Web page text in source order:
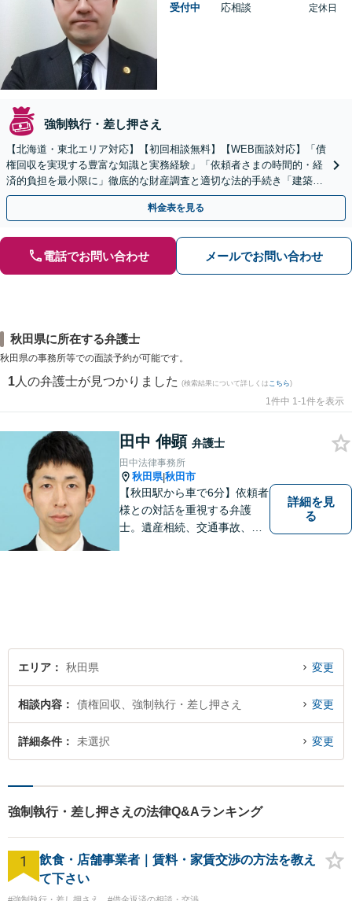
受付中
応相談
定休日
強制執行・差し押さえ
【北海道・東北エリア対応】【初回相談無料】【WEB面談対応】「債
権回収を実現する豊富な知識と実務経験」「依頼者さまの時間的・経
済的負担を最小限に」徹底的な財産調査と適切な法的手続き「建築会
社、食品会社、不動産オーナー」【休日・夜間相談可】
料金表を見る
電話でお問い合わせ メールでお問い合わせ
秋田県に所在する弁護士
秋田県の事務所等での面談予約が可能です。
1 人の弁護士が見つかりました (検索結果について詳しくは こちら)
1件中 1-1件を表示
田中 伸顕 弁護士
田中法律事務所
秋田県|秋田市
【秋田駅から車で6分】依頼者
様との対話を重視する弁護
士。遺産相続、交通事故、離
詳細を見
る
エリア 秋田県 変更
相談内容 債権回収、強制執行・差し押さえ 変更
詳細条件 未選択 変更
強制執行・差し押さえの法律Q&Aランキング
1
飲食・店舗事業者｜賃料・家賃交渉の方法を教え
て下さい